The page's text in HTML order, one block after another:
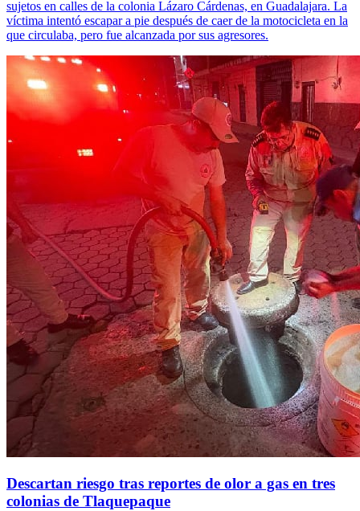
sujetos en calles de la colonia Lázaro Cárdenas, en Guadalajara. La
víctima intentó escapar a pie después de caer de la motocicleta en la
que circulaba, pero fue alcanzada por sus agresores.
Descartan riesgo tras reportes de olor a gas en tres
colonias de Tlaquepaque